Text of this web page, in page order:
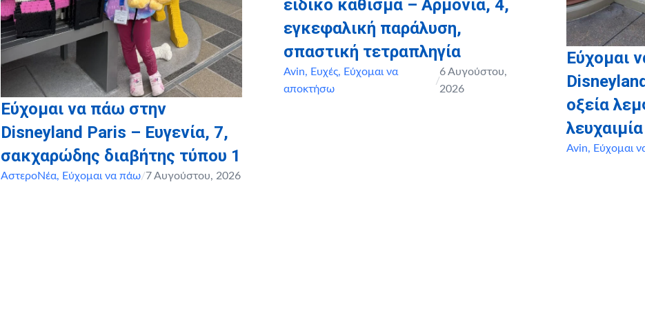
Εύχομαι να πάω στην
Disneyland Paris – Ευγενία, 7,
σακχαρώδης διαβήτης τύπου 1
ΑστεροΝέα, Εύχομαι να πάω/7 Αυγούστου, 2026
ειδικό κάθισμα – Αρμονία, 4,
εγκεφαλική παράλυση,
σπαστική τετραπληγία
Avin, Ευχές, Εύχομαι να
αποκτήσω
/
6 Αυγούστου,
2026
Εύχομαι
οξεία
λευχαιμία
Avin, Εύχομαι